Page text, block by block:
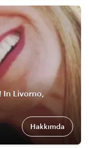
In Livorno,
Hakkımda